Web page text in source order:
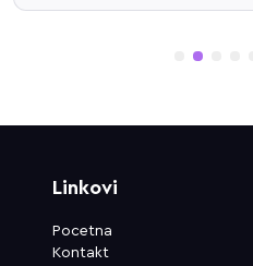
5
Linkovi
Pocetna
Kontakt